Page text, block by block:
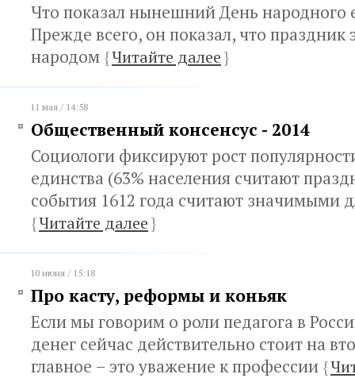
Что показал нынешний День народного
Прежде всего, он показал, что праздник
народом {Читайте далее}
11 мая / 14:58
Общественный консенсус - 2014
Социологи фиксируют рост
единства (63% населения считают
события 1612 года считают значимыми
{Читайте далее}
10 июня / 15:18
Про касту, реформы и коньяк
Если мы говорим о роли педагога в
денег сейчас действительно стоит на
главное – это уважение к профессии {